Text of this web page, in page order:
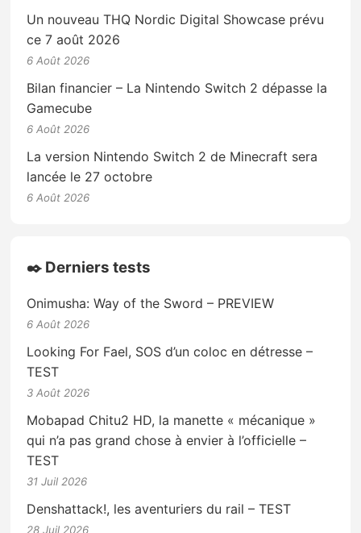
Un nouveau THQ Nordic Digital Showcase prévu
ce 7 août 2026
6 Août 2026
Bilan financier – La Nintendo Switch 2 dépasse la
Gamecube
6 Août 2026
La version Nintendo Switch 2 de Minecraft sera
lancée le 27 octobre
6 Août 2026
✒️ Derniers tests
Onimusha: Way of the Sword – PREVIEW
6 Août 2026
Looking For Fael, SOS d’un coloc en détresse –
TEST
3 Août 2026
Mobapad Chitu2 HD, la manette « mécanique »
qui n’a pas grand chose à envier à l’officielle –
TEST
31 Juil 2026
Denshattack!, les aventuriers du rail – TEST
28 Juil 2026